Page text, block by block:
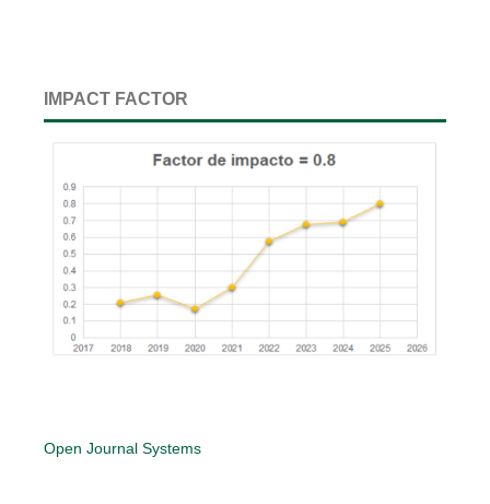
IMPACT FACTOR
Open Journal Systems